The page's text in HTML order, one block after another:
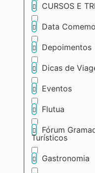
CURSOS E
Data
Depoimentos
Dicas de
Eventos
Flutua
Fórum
Turísticos
Gastronomia